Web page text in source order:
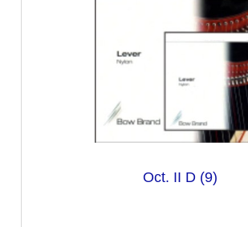
Oct. II D (9)